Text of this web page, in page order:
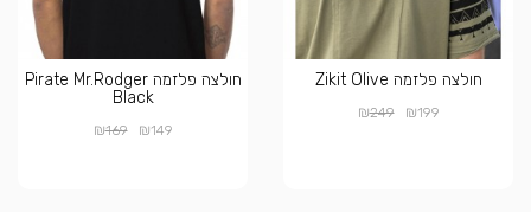
חולצה פלזמה Zikit Olive
₪199
₪249
חולצה פלזמה Pirate Mr.Rodger
Black
₪149
₪169